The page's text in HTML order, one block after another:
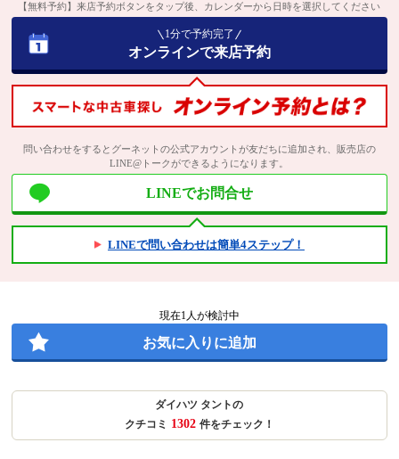
【無料予約】来店予約ボタンをタップ後、カレンダーから日時を選択してください
1分で予約完了
オンラインで来店予約
問い合わせをするとグーネットの公式アカウントが友だちに追加され、販売店の
LINE@トークができるようになります。
LINEでお問合せ
LINEで問い合わせは簡単4ステップ！
現在1 人が検討中
お気に入りに追加
ダイハツ タントの
クチコミ 1302 件をチェック！